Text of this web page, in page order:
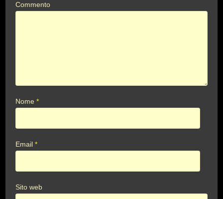
Commento
Nome*
Email*
Sito web